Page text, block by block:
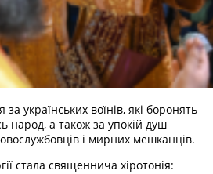
українських воїнів, які боронять
народ, а також за упокій душ
і мирних мешканців.
стала священнича хіротонія: